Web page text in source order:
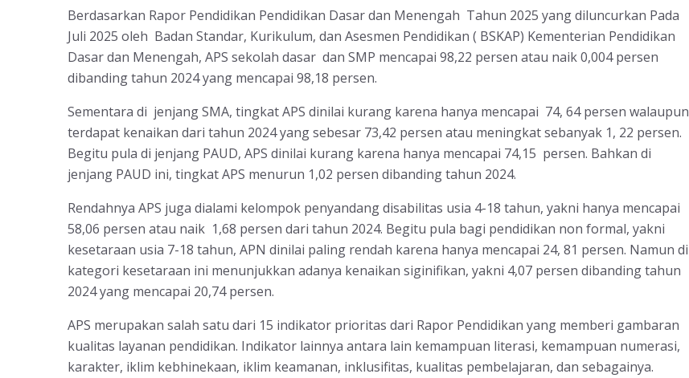
Berdasarkan Rapor Pendidikan Pendidikan Dasar dan Menengah Tahun 2025 yang diluncurkan Pada
Juli 2025 oleh Badan Standar, Kurikulum, dan Asesmen Pendidikan ( BSKAP) Kementerian Pendidikan
Dasar dan Menengah, APS sekolah dasar dan SMP mencapai 98,22 persen atau naik 0,004 persen
dibanding tahun 2024 yang mencapai 98,18 persen.
Sementara di jenjang SMA, tingkat APS dinilai kurang karena hanya mencapai 74, 64 persen walaupun
terdapat kenaikan dari tahun 2024 yang sebesar 73,42 persen atau meningkat sebanyak 1, 22 persen.
Begitu pula di jenjang PAUD, APS dinilai kurang karena hanya mencapai 74,15 persen. Bahkan di
jenjang PAUD ini, tingkat APS menurun 1,02 persen dibanding tahun 2024.
Rendahnya APS juga dialami kelompok penyandang disabilitas usia 4-18 tahun, yakni hanya mencapai
58,06 persen atau naik 1,68 persen dari tahun 2024. Begitu pula bagi pendidikan non formal, yakni
kesetaraan usia 7-18 tahun, APN dinilai paling rendah karena hanya mencapai 24, 81 persen. Namun di
kategori kesetaraan ini menunjukkan adanya kenaikan siginifikan, yakni 4,07 persen dibanding tahun
2024 yang mencapai 20,74 persen.
APS merupakan salah satu dari 15 indikator prioritas dari Rapor Pendidikan yang memberi gambaran
kualitas layanan pendidikan. Indikator lainnya antara lain kemampuan literasi, kemampuan numerasi,
karakter, iklim kebhinekaan, iklim keamanan, inklusifitas, kualitas pembelajaran, dan sebagainya.